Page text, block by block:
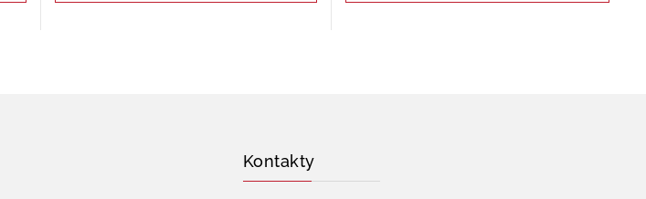
Kontakty